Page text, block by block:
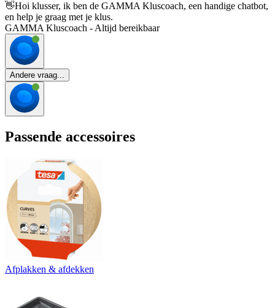
👋Hoi klusser, ik ben de GAMMA Kluscoach, een handige chatbot,
en help je graag met je klus.
GAMMA Kluscoach - Altijd bereikbaar
Andere vraag...
Passende accessoires
Afplakken & afdekken